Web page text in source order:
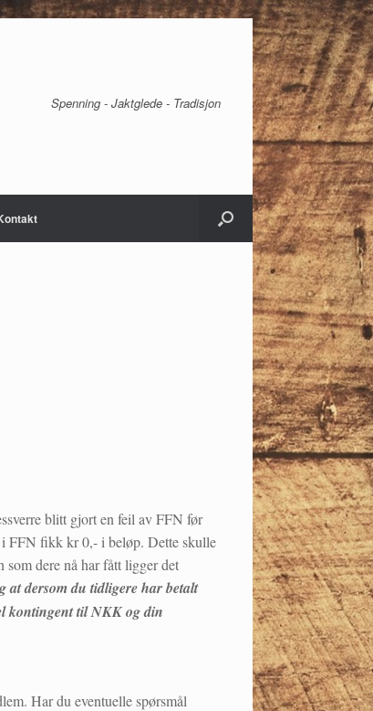
Spenning - Jaktglede - Tradisjon
blitt gjort en feil av FFN før
i FFN fikk kr 0,- i beløp. Dette skulle
dere nå har fått ligger det
at dersom du tidligere har betalt
kontingent til NKK og din
Har du eventuelle spørsmål